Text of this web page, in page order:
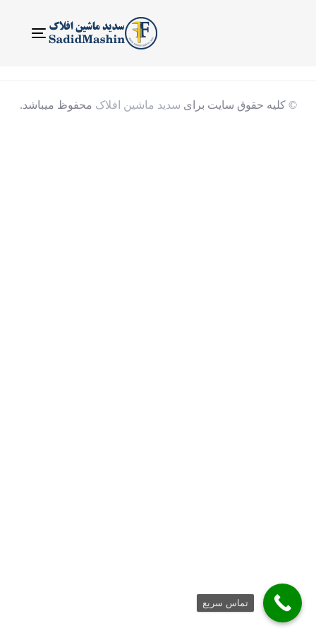
ناوبری
© کلیه حقوق سایت برای سدید ماشین افلاک محفوظ میباشد.
تماس سریع